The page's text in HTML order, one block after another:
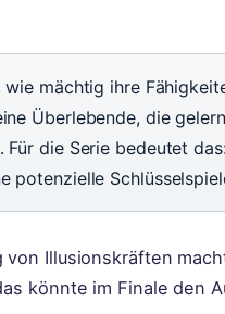
wie mächtig ihre
Überlebende, die
Für die Serie bedeutet
potenzielle
Illusionskräften
könnte im Finale den